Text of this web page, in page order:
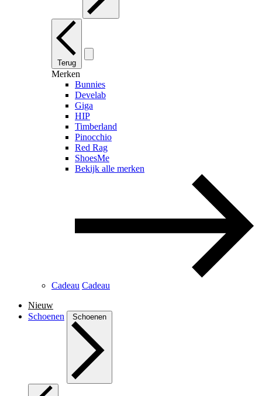
Terug
Merken
Bunnies
Develab
Giga
HIP
Timberland
Pinocchio
Red Rag
ShoesMe
Bekijk alle merken
Cadeau Cadeau
Nieuw
Schoenen
Schoenen